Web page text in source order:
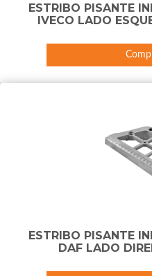
ESTRIBO PISANTE
IVECO LADO
ESTRIBO PISANTE
DAF LADO